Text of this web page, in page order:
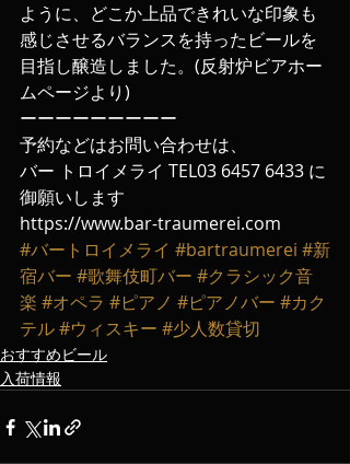
ように、どこか上品できれいな印象も
感じさせるバランスを持ったビールを
目指し醸造しました。(反射炉ビアホー
ムページより)
ーーーーーーーーー
予約などはお問い合わせは、
バー トロイメライ TEL03 6457 6433 に
御願いします
https://www.bar-traumerei.com
#バートロイメライ #bartraumerei #新
宿バー #歌舞伎町バー #クラシック音
楽 #オペラ #ピアノ #ピアノバー #カク
テル#ウィスキー #少人数貸切
おすすめビール
入荷情報